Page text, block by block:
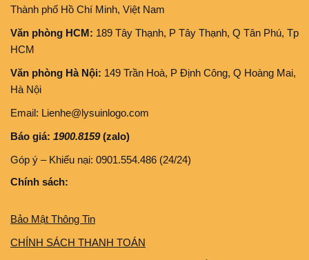
Thành phố Hồ Chí Minh, Việt Nam
Văn phòng HCM: 189 Tây Thạnh, P Tây Thạnh, Q Tân Phú, Tp
HCM
Văn phòng Hà Nội: 149 Trần Hoà, P Định Công, Q Hoàng Mai,
Hà Nội
Email: Lienhe@lysuinlogo.com
Báo giá: 1900.8159(zalo)
Góp ý – Khiếu nại: 0901.554.486 (24/24)
Chính sách:
Bảo Mật Thông Tin
CHÍNH SÁCH THANH TOÁN